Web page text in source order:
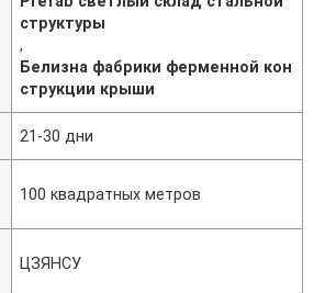
структуры
,
Белизна фабрики ферменной кон
струкции крыши
21-30 дни
100 квадратных метров
ЦЗЯНСУ